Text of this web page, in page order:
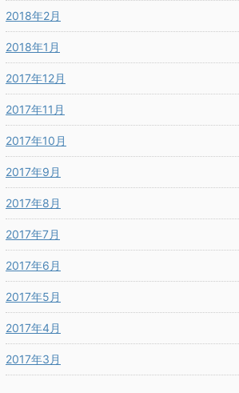
2018年2月
2018年1月
2017年12月
2017年11月
2017年10月
2017年9月
2017年8月
2017年7月
2017年6月
2017年5月
2017年4月
2017年3月